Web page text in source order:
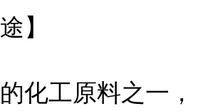
】
化工原料之一，